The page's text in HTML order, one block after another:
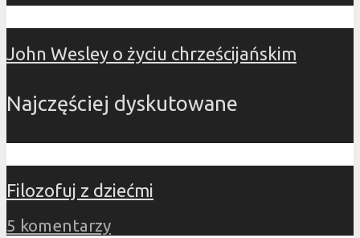
John Wesley o życiu chrześcijańskim
Najczęściej dyskutowane
Filozofuj z dziećmi
5 komentarzy